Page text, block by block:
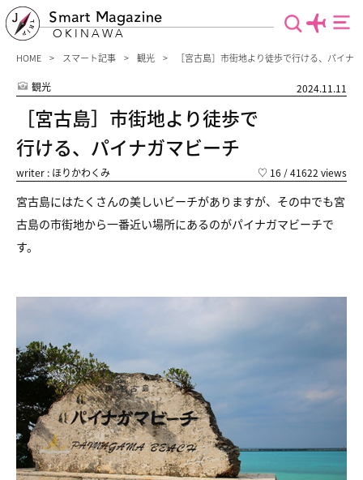
Smart Magazine
OKINAWA
HOME スマート記事 観光 ［宮古島］市街地より徒歩で行ける、パイナ
観光 2024.11.11
［宮古島］市街地より徒歩で
行ける、パイナガマビーチ
writer : ほりかわくみ ♡ 16 / 41622 views
宮古島にはたくさんの美しいビーチがありますが、その中でも宮
古島の市街地から一番近い場所にあるのがパイナガマビーチで
す。